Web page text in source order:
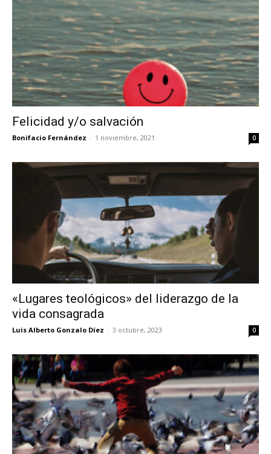
Felicidad y/o salvación
Bonifacio Fernández - 1 noviembre, 2021 0
«Lugares teológicos» del liderazgo de la
vida consagrada
Luis Alberto Gonzalo Díez - 3 octubre, 2023 0